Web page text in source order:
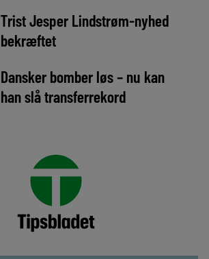
Trist Jesper Lindstrøm-nyhed
bekræftet
Dansker bomber løs – nu kan
han slå transferrekord